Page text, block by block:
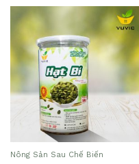
Nông Sản Sau Chế Biến